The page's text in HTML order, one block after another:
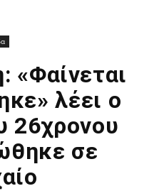
«Φαίνεται
λέει o
26χρονου
σε